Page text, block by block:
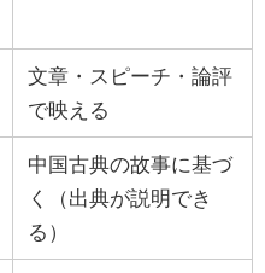
文章・スピーチ・論評
で映える
中国古典の故事に基づ
く（出典が説明でき
る）